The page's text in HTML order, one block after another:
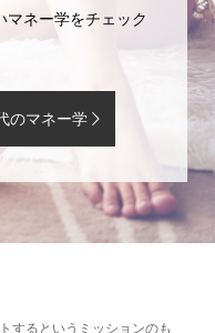
ネー学をチェック
のマネー学
するというミッションのも